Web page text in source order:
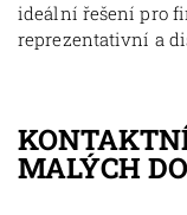
ideální řešení pro
reprezentativní a
MALÝCH